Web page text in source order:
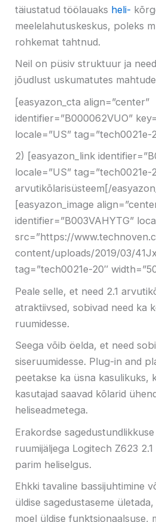
täiustatud töölauaks heli-
meelelahutuskeskus, poleks
rohkemat tahtnud.
Neil on püsiv struktuur ja
jõudlust uskumatutes
[easyazon_cta align=”center”
identifier=”B000062VUO”
locale=”US” tag=”tech0021e-
2) [easyazon_link
locale=”US” tag=”tech0021e-
arvutikõlarisüsteem[/
[easyazon_image
identifier=”B003VAHYTG”
src=”https://
content/uploads/2019/03/
tag=”tech0021e-20″
Peale selle, et need 2.1
atraktiivsed, sobivad need ka
ruumidesse.
Seega võib öelda, et need
siseruumidesse. Plug-in and
peetakse ka üsna kasulikuks,
kasutajad saavad kõlarid
heliseadmetega.
Erakordse sagedustundlikkuse
ruumijäljega Logitech Z623
parim heliselgus.
Ehkki tavaline bassijuhtimine
üldise sagedustaseme
moel üldise funktsionaalsuse,